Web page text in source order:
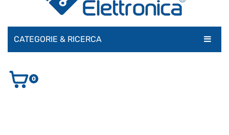
CATEGORIE & RICERCA
AUDIO E VIDEO
0